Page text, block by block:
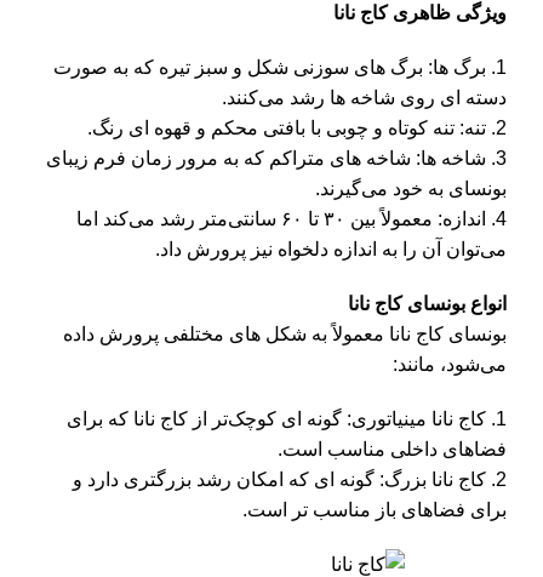
ویژگی ظاهری کاج نانا
1. برگ‌ ها: برگ‌ های سوزنی شکل و سبز تیره که به صورت
دسته‌ ای روی شاخه‌ ها رشد می‌کنند.
2. تنه: تنه کوتاه و چوبی با بافتی محکم و قهوه‌ ای رنگ.
3. شاخه‌ ها: شاخه‌ های متراکم که به مرور زمان فرم زیبای
بونسای به خود می‌گیرند.
4. اندازه: معمولاً بین ۳۰ تا ۶۰ سانتی‌متر رشد می‌کند اما
می‌توان آن را به اندازه دلخواه نیز پرورش داد.
انواع بونسای کاج نانا
بونسای کاج نانا معمولاً به شکل‌ های مختلفی پرورش داده
می‌شود، مانند:
1. کاج نانا مینیاتوری: گونه‌ ای کوچک‌تر از کاج نانا که برای
فضاهای داخلی مناسب است.
2. کاج نانا بزرگ: گونه‌ ای که امکان رشد بزرگتری دارد و
برای فضاهای باز مناسب‌ تر است.